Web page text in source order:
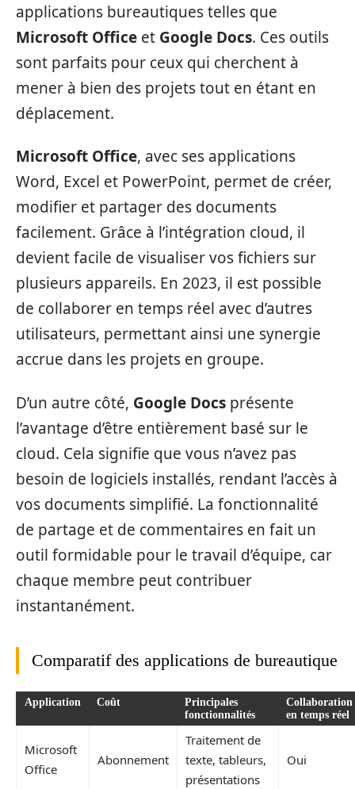
applications bureautiques telles que
Microsoft Office et Google Docs. Ces outils
sont parfaits pour ceux qui cherchent à
mener à bien des projets tout en étant en
déplacement.
Microsoft Office, avec ses applications
Word, Excel et PowerPoint, permet de créer,
modifier et partager des documents
facilement. Grâce à l’intégration cloud, il
devient facile de visualiser vos fichiers sur
plusieurs appareils. En 2023, il est possible
de collaborer en temps réel avec d’autres
utilisateurs, permettant ainsi une synergie
accrue dans les projets en groupe.
D’un autre côté, Google Docs présente
l’avantage d’être entièrement basé sur le
cloud. Cela signifie que vous n’avez pas
besoin de logiciels installés, rendant l’accès à
vos documents simplifié. La fonctionnalité
de partage et de commentaires en fait un
outil formidable pour le travail d’équipe, car
chaque membre peut contribuer
instantanément.
Comparatif des applications de bureautique
Application Coût
Principales
fonctionnalités
Collaboration
en temps réel
Microsoft
Office
Abonnement
Traitement de
texte, tableurs,
présentations
Oui